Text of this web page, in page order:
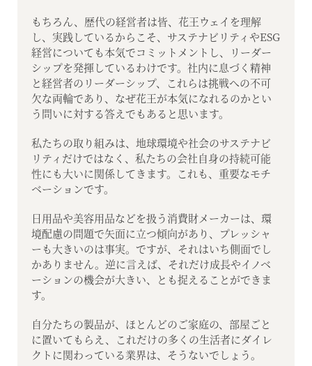
もちろん、歴代の経営者は皆、花王ウェイを理解
し、実践しているからこそ、サステナビリティやESG
経営についても本気でコミットメントし、リーダー
シップを発揮しているわけです。社内に息づく精神
と経営者のリーダーシップ、これらは挑戦への不可
欠な両輪であり、なぜ花王が本気になれるのかとい
う問いに対する答えでもあると思います。
私たちの取り組みは、地球環境や社会のサステナビ
リティだけではなく、私たちの会社自身の持続可能
性にも大いに関係してきます。これも、重要なモチ
ベーションです。
日用品や美容用品などを扱う消費財メーカーは、環
境配慮の問題で矢面に立つ傾向があり、プレッシャ
ーも大きいのは事実。ですが、それはいち側面でし
かありません。逆に言えば、それだけ成長やイノベ
ーションの機会が大きい、とも捉えることができま
す。
自分たちの製品が、ほとんどのご家庭の、部屋ごと
に置いてもらえ、これだけの多くの生活者にダイレ
クトに関わっている業界は、そうないでしょう。